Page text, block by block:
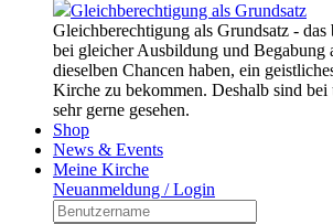
Gleichberechtigung als Grundsatz
Gleichberechtigung als Grundsatz - das
bei gleicher Ausbildung und Begabung
dieselben Chancen haben, ein
Kirche zu bekommen. Deshalb sind bei
sehr gerne gesehen.
Shop
News & Events
Meine Kirche
Neuanmeldung / Login